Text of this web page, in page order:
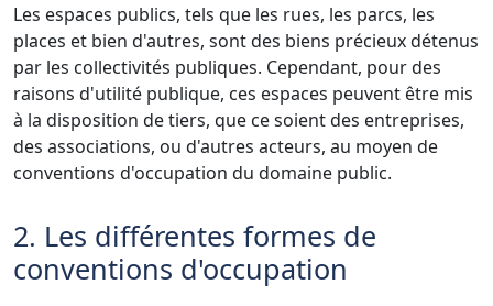
Les espaces publics, tels que les rues, les parcs, les
places et bien d'autres, sont des biens précieux détenus
par les collectivités publiques. Cependant, pour des
raisons d'utilité publique, ces espaces peuvent être mis
à la disposition de tiers, que ce soient des entreprises,
des associations, ou d'autres acteurs, au moyen de
conventions d'occupation du domaine public.
2. Les différentes formes de
conventions d'occupation